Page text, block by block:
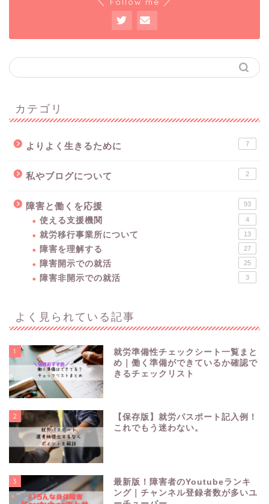
カテゴリ
よりよく生きるために 7
私やブログについて 2
障害と働くを応援 93
使える支援機関 4
就労移行事業所について 13
障害を理解する 27
障害開示での就活 25
障害非開示での就活 3
よく見られている記事
1
就労準備性チェックシート一覧まと
め｜働く準備ができているか確認で
きるチェックリスト
2
【保存版】就労パスポート記入例！
これでもう迷わない。
3
最新版！障害者のYoutubeランキ
ング｜チャンネル登録者数が多いユ
障害を理解する